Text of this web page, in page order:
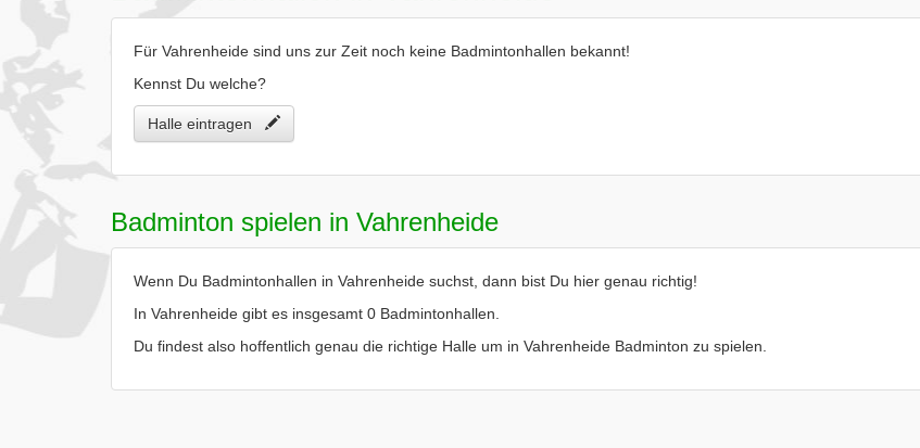
Für Vahrenheide sind uns zur Zeit noch keine Badmintonhallen bekannt!
Kennst Du welche?
Halle eintragen
Badminton spielen in Vahrenheide
Wenn Du Badmintonhallen in Vahrenheide suchst, dann bist Du hier genau richtig!
In Vahrenheide gibt es insgesamt 0 Badmintonhallen.
Du findest also hoffentlich genau die richtige Halle um in Vahrenheide Badminton zu spielen.